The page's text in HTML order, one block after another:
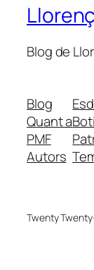
Blog de
Blog
Quant a
PMF
Autors
Twenty